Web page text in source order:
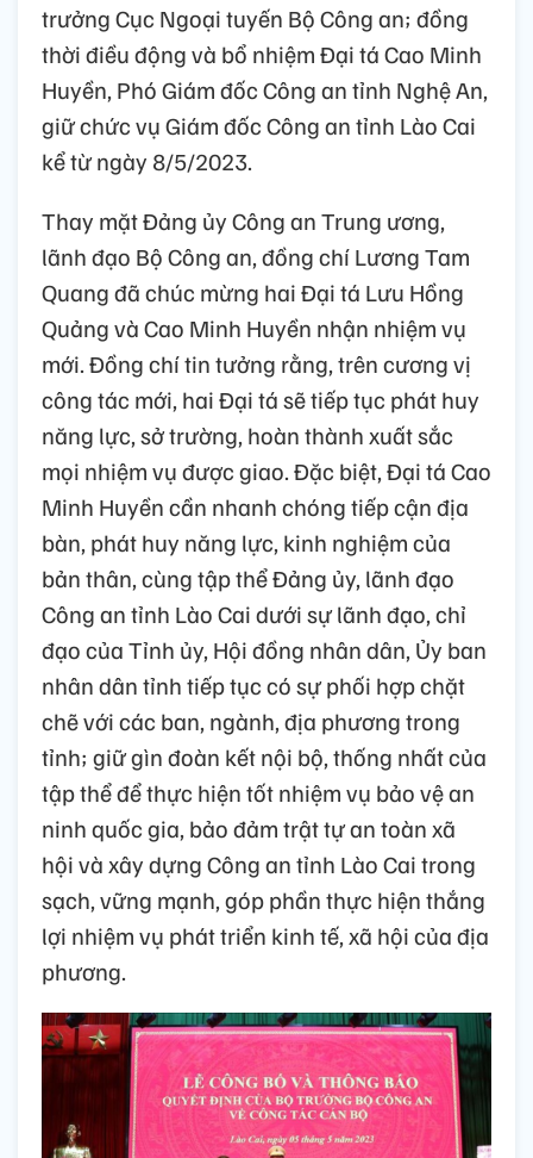
trưởng Cục Ngoại tuyến Bộ Công an; đồng
thời điều động và bổ nhiệm Đại tá Cao Minh
Huyền, Phó Giám đốc Công an tỉnh Nghệ An,
giữ chức vụ Giám đốc Công an tỉnh Lào Cai
kể từ ngày 8/5/2023.
Thay mặt Đảng ủy Công an Trung ương,
lãnh đạo Bộ Công an, đồng chí Lương Tam
Quang đã chúc mừng hai Đại tá Lưu Hồng
Quảng và Cao Minh Huyền nhận nhiệm vụ
mới. Đồng chí tin tưởng rằng, trên cương vị
công tác mới, hai Đại tá sẽ tiếp tục phát huy
năng lực, sở trường, hoàn thành xuất sắc
mọi nhiệm vụ được giao. Đặc biệt, Đại tá Cao
Minh Huyền cần nhanh chóng tiếp cận địa
bàn, phát huy năng lực, kinh nghiệm của
bản thân, cùng tập thể Đảng ủy, lãnh đạo
Công an tỉnh Lào Cai dưới sự lãnh đạo, chỉ
đạo của Tỉnh ủy, Hội đồng nhân dân, Ủy ban
nhân dân tỉnh tiếp tục có sự phối hợp chặt
chẽ với các ban, ngành, địa phương trong
tỉnh; giữ gìn đoàn kết nội bộ, thống nhất của
tập thể để thực hiện tốt nhiệm vụ bảo vệ an
ninh quốc gia, bảo đảm trật tự an toàn xã
hội và xây dựng Công an tỉnh Lào Cai trong
sạch, vững mạnh, góp phần thực hiện thắng
lợi nhiệm vụ phát triển kinh tế, xã hội của địa
phương.